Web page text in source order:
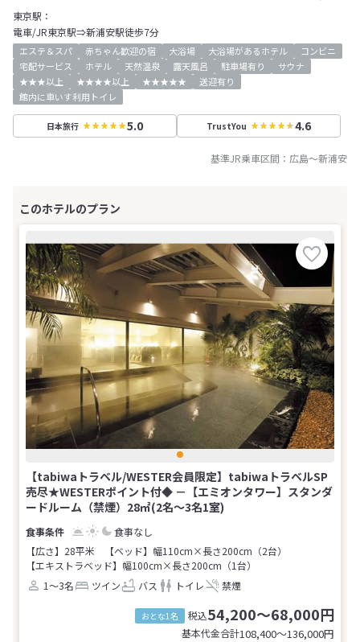
東京駅：
電車/JR東京駅⇒新浦安駅徒歩7分
エステ＆スパ 赤ちゃん歓迎の宿 大浴場 大浴場があるホテル
コンビニ
宅配サービス
ホテル 天然温泉 露天風呂 駐車場有り
サウナ
★★★以上
★★★★以上 ★★★★★
送迎有り
館内に車いす利用トイレ
日本旅行 5.0 TrustYou 4.6
基準JR乗車区間： 広島～新浦安
【tabiwaトラベル/WESTER会員限定】tabiwaトラベルSP
売尽★WESTERポイント付◆ －【エミオンタワー】スタンダ
ードルーム（禁煙）28㎡(2名～3名1室)
食事なし
【広さ】28平米
【ベッド】幅110cm×長さ200cm（2台）
【エキストラベッド】幅100cm×長さ200cm（1台）
1～3名
ツイン バス トイレ 禁煙
おとな1名 税込54,200～68,000円
基本代金合計108,400〜136,000円